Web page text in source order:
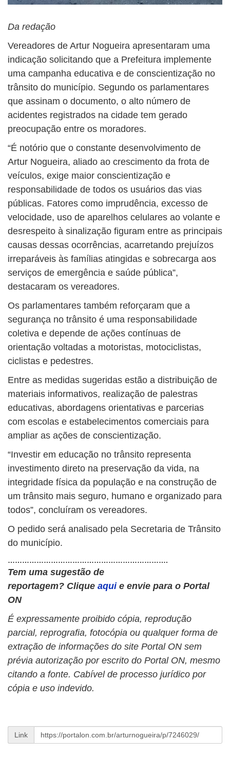
Da redação
Vereadores de Artur Nogueira apresentaram uma
indicação solicitando que a Prefeitura implemente
uma campanha educativa e de conscientização no
trânsito do município. Segundo os parlamentares
que assinam o documento, o alto número de
acidentes registrados na cidade tem gerado
preocupação entre os moradores.
“É notório que o constante desenvolvimento de
Artur Nogueira, aliado ao crescimento da frota de
veículos, exige maior conscientização e
responsabilidade de todos os usuários das vias
públicas. Fatores como imprudência, excesso de
velocidade, uso de aparelhos celulares ao volante e
desrespeito à sinalização figuram entre as principais
causas dessas ocorrências, acarretando prejuízos
irreparáveis às famílias atingidas e sobrecarga aos
serviços de emergência e saúde pública”,
destacaram os vereadores.
Os parlamentares também reforçaram que a
segurança no trânsito é uma responsabilidade
coletiva e depende de ações contínuas de
orientação voltadas a motoristas, motociclistas,
ciclistas e pedestres.
Entre as medidas sugeridas estão a distribuição de
materiais informativos, realização de palestras
educativas, abordagens orientativas e parcerias
com escolas e estabelecimentos comerciais para
ampliar as ações de conscientização.
“Investir em educação no trânsito representa
investimento direto na preservação da vida, na
integridade física da população e na construção de
um trânsito mais seguro, humano e organizado para
todos”, concluíram os vereadores.
O pedido será analisado pela Secretaria de Trânsito
do município.
………………………………………………………….
Tem uma sugestão de
reportagem? Clique aqui e envie para o Portal
ON
É expressamente proibido cópia, reprodução
parcial, reprografia, fotocópia ou qualquer forma de
extração de informações do site Portal ON sem
prévia autorização por escrito do Portal ON, mesmo
citando a fonte. Cabível de processo jurídico por
cópia e uso indevido.
Link